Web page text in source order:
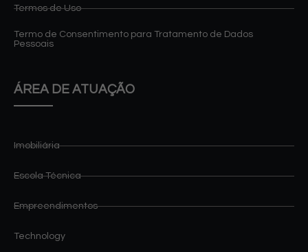
Termos de Uso
Termo de Consentimento para Tratamento de Dados
Pessoais
ÁREA DE ATUAÇÃO
Imobiliária
Escola Técnica
Empreendimentos
Technology